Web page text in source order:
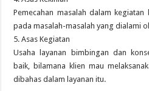
Pemecahan masalah dalam
pada masalah-masalah yang dialami
5. Asas Kegiatan
Usaha layanan bimbingan dan
baik, bilamana klien mau
dibahas dalam layanan itu.